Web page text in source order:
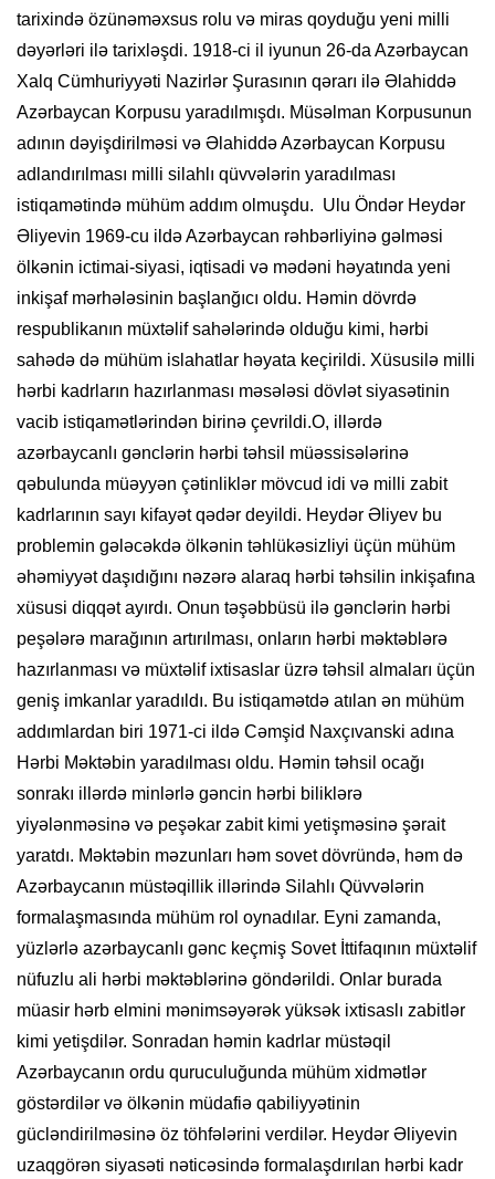
tarixində özünəməxsus rolu və miras qoyduğu yeni milli
dəyərləri ilə tarixləşdi. 1918-ci il iyunun 26-da Azərbaycan
Xalq Cümhuriyyəti Nazirlər Şurasının qərarı ilə Əlahiddə
Azərbaycan Korpusu yaradılmışdı. Müsəlman Korpusunun
adının dəyişdirilməsi və Əlahiddə Azərbaycan Korpusu
adlandırılması milli silahlı qüvvələrin yaradılması
istiqamətində mühüm addım olmuşdu. Ulu Öndər Heydər
Əliyevin 1969-cu ildə Azərbaycan rəhbərliyinə gəlməsi
ölkənin ictimai-siyasi, iqtisadi və mədəni həyatında yeni
inkişaf mərhələsinin başlanğıcı oldu. Həmin dövrdə
respublikanın müxtəlif sahələrində olduğu kimi, hərbi
sahədə də mühüm islahatlar həyata keçirildi. Xüsusilə milli
hərbi kadrların hazırlanması məsələsi dövlət siyasətinin
vacib istiqamətlərindən birinə çevrildi.O, illərdə
azərbaycanlı gənclərin hərbi təhsil müəssisələrinə
qəbulunda müəyyən çətinliklər mövcud idi və milli zabit
kadrlarının sayı kifayət qədər deyildi. Heydər Əliyev bu
problemin gələcəkdə ölkənin təhlükəsizliyi üçün mühüm
əhəmiyyət daşıdığını nəzərə alaraq hərbi təhsilin inkişafına
xüsusi diqqət ayırdı. Onun təşəbbüsü ilə gənclərin hərbi
peşələrə marağının artırılması, onların hərbi məktəblərə
hazırlanması və müxtəlif ixtisaslar üzrə təhsil almaları üçün
geniş imkanlar yaradıldı. Bu istiqamətdə atılan ən mühüm
addımlardan biri 1971-ci ildə Cəmşid Naxçıvanski adına
Hərbi Məktəbin yaradılması oldu. Həmin təhsil ocağı
sonrakı illərdə minlərlə gəncin hərbi biliklərə
yiyələnməsinə və peşəkar zabit kimi yetişməsinə şərait
yaratdı. Məktəbin məzunları həm sovet dövründə, həm də
Azərbaycanın müstəqillik illərində Silahlı Qüvvələrin
formalaşmasında mühüm rol oynadılar. Eyni zamanda,
yüzlərlə azərbaycanlı gənc keçmiş Sovet İttifaqının müxtəlif
nüfuzlu ali hərbi məktəblərinə göndərildi. Onlar burada
müasir hərb elmini mənimsəyərək yüksək ixtisaslı zabitlər
kimi yetişdilər. Sonradan həmin kadrlar müstəqil
Azərbaycanın ordu quruculuğunda mühüm xidmətlər
göstərdilər və ölkənin müdafiə qabiliyyətinin
gücləndirilməsinə öz töhfələrini verdilər. Heydər Əliyevin
uzaqgörən siyasəti nəticəsində formalaşdırılan hərbi kadr